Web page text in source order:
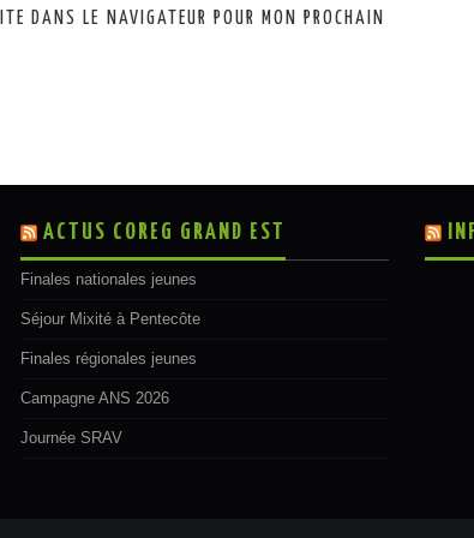
DANS LE NAVIGATEUR POUR MON PROCHAIN
ACTUS COREG GRAND EST
Finales nationales jeunes
Séjour Mixité à Pentecôte
Finales régionales jeunes
Campagne ANS 2026
Journée SRAV